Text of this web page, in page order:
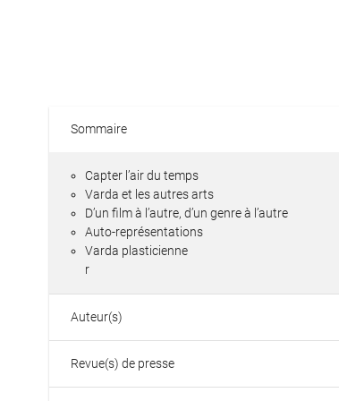
Sommaire
Capter l’air du temps
Varda et les autres arts
D’un film à l’autre, d’un genre à l’autre
Auto-représentations
Varda plasticienne
r
Auteur(s)
Revue(s) de presse